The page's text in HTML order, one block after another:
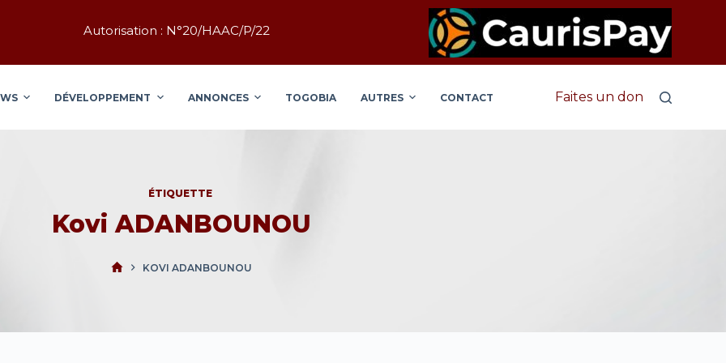
Autorisation : N°20/HAAC/P/22
DÉVELOPPEMENT ANNONCES TOGOBIA AUTRES CONTACT Faites un don
ÉTIQUETTE
Kovi ADANBOUNOU
KOVI ADANBOUNOU